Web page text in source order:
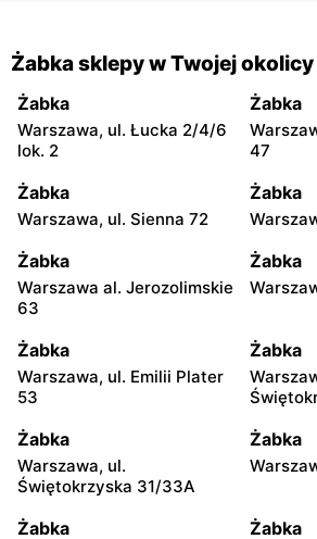
Żabka sklepy w Twojej okolicy
Żabka
Warszawa, ul. Łucka 2/4/6
lok. 2
Żabka
47
Żabka
Warszawa, ul. Sienna 72
Żabka
Żabka
Warszawa al. Jerozolimskie
63
Żabka
Żabka
Warszawa, ul. Emilii Plater
53
Żabka
Żabka
Warszawa, ul.
Świętokrzyska 31/33A
Żabka
Żabka Żabka